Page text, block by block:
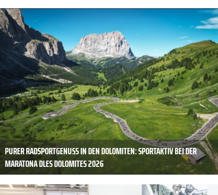
PURER RADSPORTGENUSS IN DEN DOLOMITEN: SPORTAKTIV BEI DER
MARATONA DLES DOLOMITES 2026